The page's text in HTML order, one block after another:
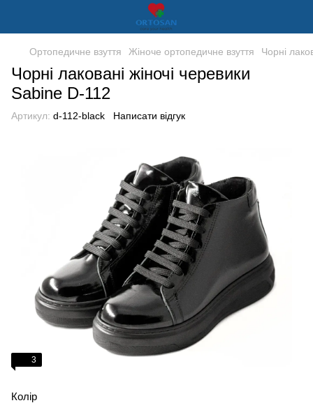
Ортопедичне взуття Жіноче ортопедичне взуття Чорні
Чорні лаковані жіночі черевики
Sabine D-112
Артикул: d-112-black Написати відгук
3
Колір